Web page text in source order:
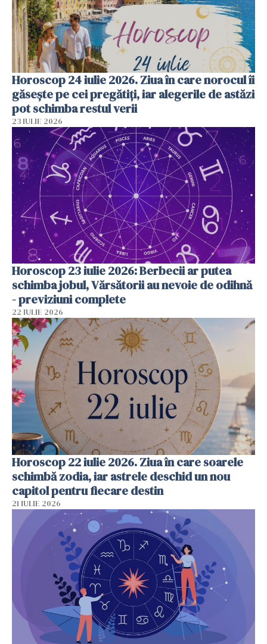
Horoscop 24 iulie 2026. Ziua în care norocul îi
găsește pe cei pregătiți, iar alegerile de astăzi
pot schimba restul verii
23 IULIE 2026
Horoscop 23 iulie 2026: Berbecii ar putea
schimba jobul, Vărsătorii au nevoie de odihnă
- previziuni complete
22 IULIE 2026
Horoscop 22 iulie 2026. Ziua în care soarele
schimbă zodia, iar astrele deschid un nou
capitol pentru fiecare destin
21 IULIE 2026